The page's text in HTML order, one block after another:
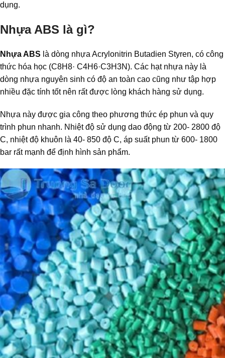
dụng.
Nhựa ABS là gì?
Nhựa ABS là dòng nhựa Acrylonitrin Butadien Styren, có công
thức hóa học (C8H8· C4H6·C3H3N). Các hạt nhựa này là
dòng nhựa nguyên sinh có độ an toàn cao cũng như tập hợp
nhiều đặc tính tốt nên rất được lòng khách hàng sử dụng.
Nhựa này được gia công theo phương thức ép phun và quy
trình phun nhanh. Nhiệt độ sử dụng dao động từ 200- 2800 độ
C, nhiệt độ khuôn là 40- 850 độ C, áp suất phun từ 600- 1800
bar rất mạnh để định hình sản phẩm.